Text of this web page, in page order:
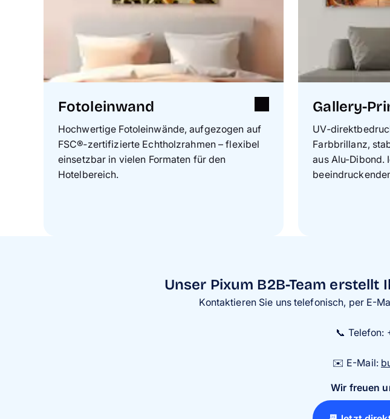
Fotoleinwand
Hochwertige Fotoleinwände, aufgezogen auf
FSC®‑zertifizierte Echtholzrahmen – flexibel
einsetzbar in vielen Formaten für den
Hotelbereich.
Gallery-
Farbbrillanz,
aus Alu-Dibond.
Unser Pixum B2B-Team
Kontaktieren Sie uns telefonisch, per E-
📞
✉️ E-Mail:
Wir freuen